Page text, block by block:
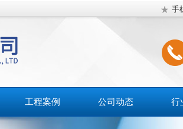
手
工程案例 公司动态 行